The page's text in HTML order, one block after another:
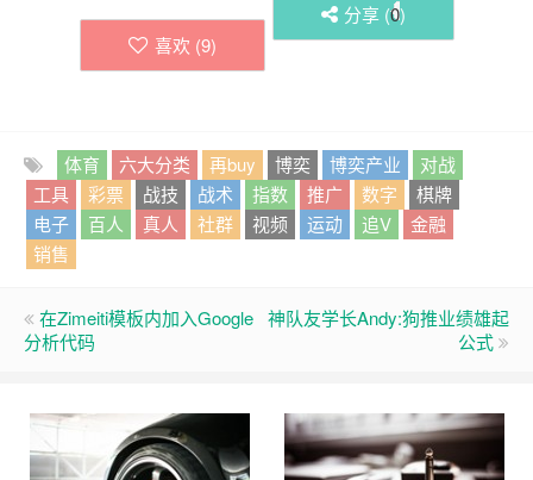
喜欢 (9)
分享 (0)
体育 六大分类 再buy 博奕 博奕产业
对战
工具
彩票 战技 战术 指数 推广 数字
棋牌
电子
百人 真人 社群 视频 运动 追V
金融
销售
在Zimeiti模板内加入Google
分析代码
神队友学长Andy:狗推业绩雄起
公式